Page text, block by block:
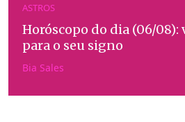
ASTROS
Horóscopo do dia (06/08):
para o seu signo
Bia Sales